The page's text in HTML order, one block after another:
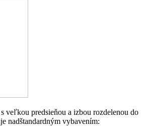
veľkou predsieňou a izbou rozdelenou do
nadštandardným vybavením: